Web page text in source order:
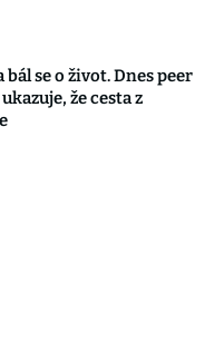
se o život. Dnes peer
že cesta z